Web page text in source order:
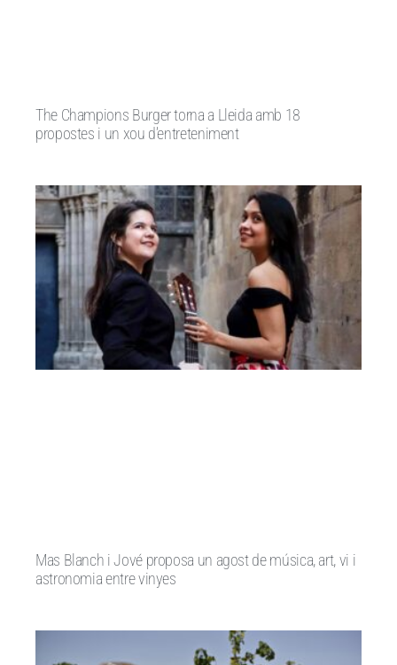
The Champions Burger torna a Lleida amb 18
propostes i un xou d’entreteniment
Mas Blanch i Jové proposa un agost de música, art, vi i
astronomia entre vinyes